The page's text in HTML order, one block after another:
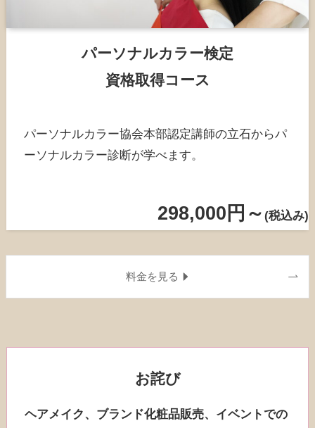
パーソナルカラー検定
資格取得コース
パーソナルカラー協会本部認定講師の立石からパ
ーソナルカラー診断が学べます。
298,000円 ～(税込み)
料金を見る
お詫び
ヘアメイク、ブランド化粧品販売、イベントでの